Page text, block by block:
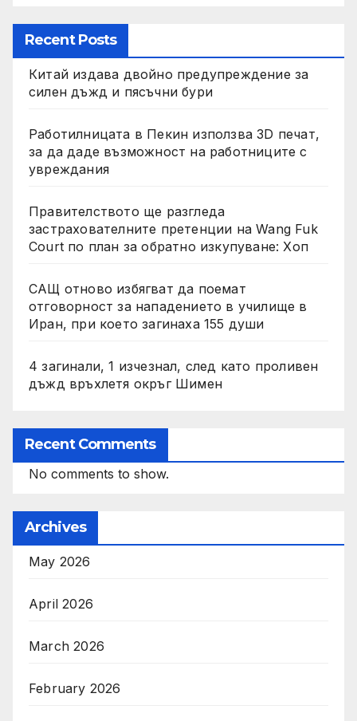
Recent Posts
Китай издава двойно предупреждение за
силен дъжд и пясъчни бури
Работилницата в Пекин използва 3D печат,
за да даде възможност на работниците с
увреждания
Правителството ще разгледа
застрахователните претенции на Wang Fuk
Court по план за обратно изкупуване: Хоп
САЩ отново избягват да поемат
отговорност за нападението в училище в
Иран, при което загинаха 155 души
4 загинали, 1 изчезнал, след като проливен
дъжд връхлетя окръг Шимен
Recent Comments
No comments to show.
Archives
May 2026
April 2026
March 2026
February 2026